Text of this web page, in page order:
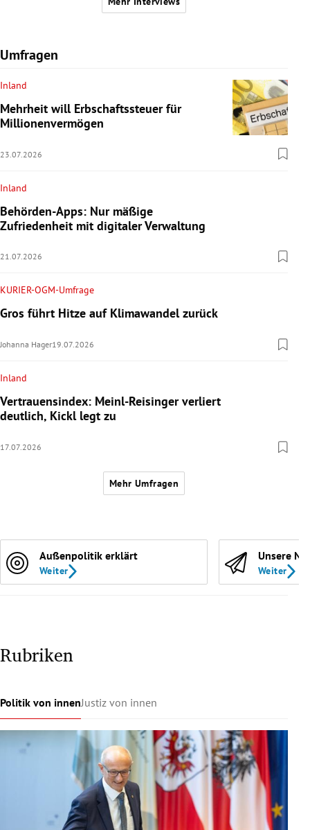
Umfragen
Inland
Mehrheit will Erbschaftssteuer für
Millionenvermögen
23.07.2026
Inland
Behörden-Apps: Nur mäßige
Zufriedenheit mit digitaler Verwaltung
21.07.2026
KURIER-OGM-Umfrage
Gros führt Hitze auf Klimawandel zurück
Johanna Hager19.07.2026
Inland
Vertrauensindex: Meinl-Reisinger verliert
deutlich, Kickl legt zu
17.07.2026
Mehr Umfragen
Außenpolitik erklärt
Weiter
Unsere
Weiter
Rubriken
Politik von innenJustiz von innen